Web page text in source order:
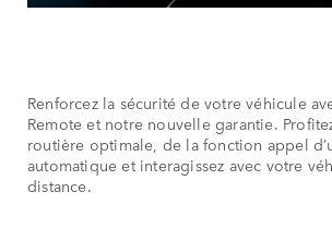
Renforcez la sécurité de votre véhicule
Remote et notre nouvelle garantie.
routière optimale, de la fonction appel
automatique et interagissez avec votre
distance.